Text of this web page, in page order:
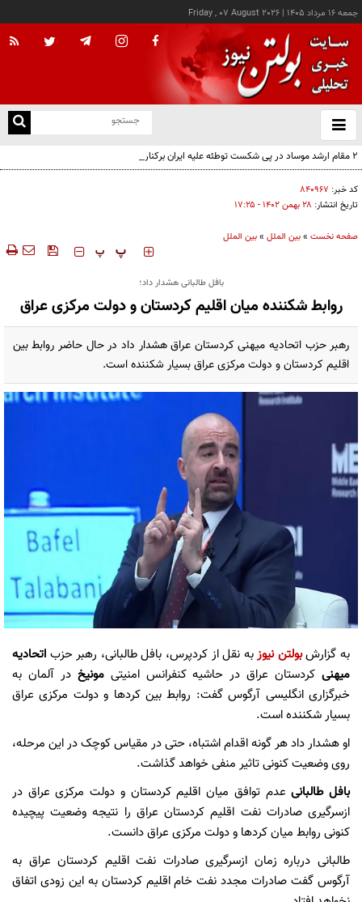
جمعه ۱۶ مرداد ۱۴۰۵ |
Friday , 07 August 2026
باز
و
۲ مقام‌ ارشد موساد در پی شکست توطئه علیه ایران برکنار شدند
کد خبر: ۸۴۰۹۶۷
تاریخ انتشار: ۲۸ بهمن ۱۴۰۲ - ۱۷:۲۵
صفحه نخست »بین الملل »بین الملل
‍‍‍ پ پ
بافل طالبانی هشدار داد؛
روابط شکننده میان اقلیم کردستان و دولت مرکزی عراق
رهبر حزب اتحادیه میهنی کردستان عراق هشدار داد در حال حاضر روابط بین
اقلیم کردستان و دولت مرکزی عراق بسیار شکننده است.
به گزارشبولتن نیوزبه نقل از کردپرس، بافل طالبانی، رهبر حزب اتحادیه
میهنیکردستان عراق در حاشیه کنفرانس امنیتیمونیخدر آلمان به
خبرگزاری انگلیسی آرگوس گفت: روابط بین کردها و دولت مرکزی عراق
بسیار شکننده است.
او هشدار داد هر گونه اقدام اشتباه، حتی در مقیاس کوچک در این مرحله،
روی وضعیت کنونی تاثیر منفی خواهد گذاشت.
بافل طالبانیعدم توافق میان اقلیم کردستان و دولت مرکزی عراق در
ازسرگیری صادرات نفت اقلیم کردستان عراق را نتیجه وضعیت پیچیده
کنونی روابط میان کردها و دولت مرکزی عراق دانست.
طالبانی درباره زمان ازسرگیری صادرات نفت اقلیم کردستان عراق به
آرگوس گفت صادرات مجدد نفت خام اقلیم کردستان به این زودی اتفاق